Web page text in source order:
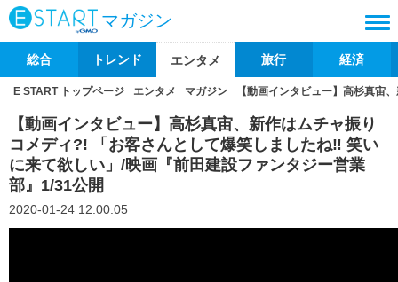
マガジン
総合 トレンド エンタメ 旅行 経済
E START トップページ エンタメ マガジン 【動画インタビュー】高杉真宙
【動画インタビュー】高杉真宙、新作はムチャ振り
コメディ?! 「お客さんとして爆笑しましたね‼ 笑い
に来て欲しい」/映画『前田建設ファンタジー営業
部』1/31公開
2020-01-24 12:00:05